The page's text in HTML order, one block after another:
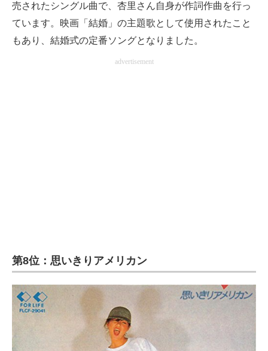
売されたシングル曲で、杏里さん自身が作詞作曲を行っ
ています。映画「結婚」の主題歌として使用されたこと
もあり、結婚式の定番ソングとなりました。
advertisement
第8位：思いきりアメリカン